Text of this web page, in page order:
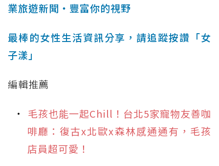
業旅遊新聞‧豐富你的視野
最棒的女性生活資訊分享，請追蹤按讚「女
子漾」
編輯推薦
毛孩也能一起Chill！台北5家寵物友善咖
啡廳：復古x北歐x森林感通通有，毛孩
店員超可愛！